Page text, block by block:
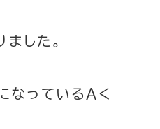
した。
なっているAく